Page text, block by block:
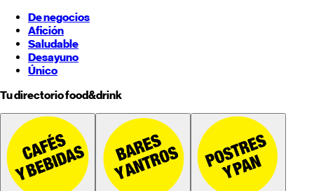
De negocios
Afición
Saludable
Desayuno
Único
Tu directorio food&drink